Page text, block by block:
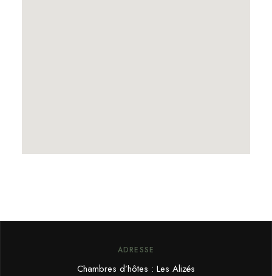
ADRESSE
Chambres d’hôtes : Les Alizés